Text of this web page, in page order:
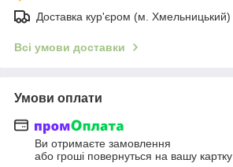
Доставка кур'єром (м. Хмельницький)
Всі умови доставки
Умови оплати
Ви отримаєте замовлення
або гроші повернуться на вашу картку